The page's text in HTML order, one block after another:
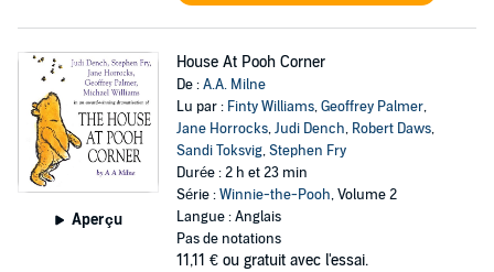
Aperçu
House At Pooh Corner
De :A.A. Milne
Lu par : Finty Williams,Geoffrey Palmer,
Jane Horrocks,Judi Dench, Robert Daws,
Sandi Toksvig,Stephen Fry
Durée : 2 h et 23 min
Série :Winnie-the-Pooh, Volume 2
Langue : Anglais
Pas de notations
11,11 € ou gratuit avec l'essai.